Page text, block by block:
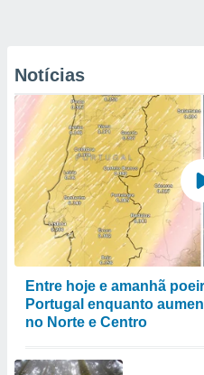
Notícias
Entre hoje e amanhã
Portugal enquanto
no Norte e Centro